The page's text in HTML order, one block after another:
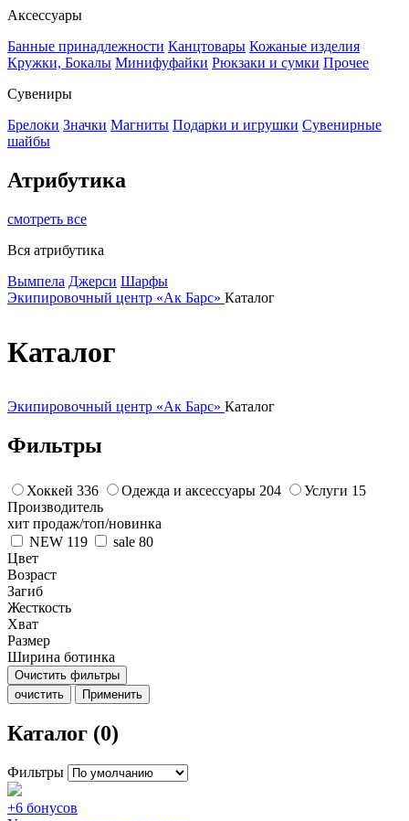
Аксессуары
Банные принадлежности Канцтовары Кожаные изделия
Кружки, Бокалы Минифуфайки Рюкзаки и сумки Прочее
Сувениры
Брелоки Значки Магниты Подарки и игрушки Сувенирные
шайбы
Атрибутика
смотреть все
Вся атрибутика
Вымпела Джерси Шарфы
Экипировочный центр «Ак Барс» Каталог
Каталог
Экипировочный центр «Ак Барс» Каталог
Фильтры
Хоккей 336 Одежда и аксессуары 204 Услуги 15
Производитель
хит продаж/топ/новинка
NEW 119 sale 80
Цвет
Возраст
Загиб
Жесткость
Хват
Размер
Ширина ботинка
Очистить фильтры
очистить
Применить
Каталог (0)
Фильтры
+6 бонусов